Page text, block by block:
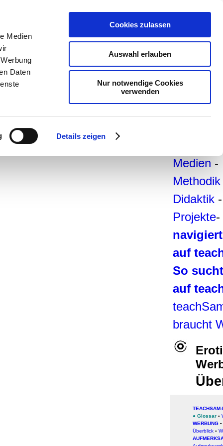
Medien
Daten
Details zeigen
Cookies zulassen
Auswahl erlauben
Nur notwendige Cookies
verwenden
-Deutsch
Medien -
Didaktik -
Projekte-
auf
So
auf
braucht
● Glossar ▪
WERBUNG ▪
Überblick ▪